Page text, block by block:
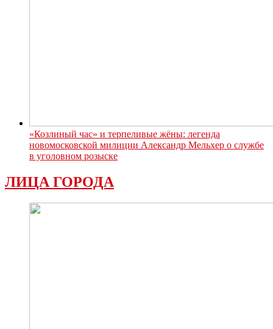
«Козлиный час» и терпеливые жёны: легенда
новомосковской милиции Александр Мельхер о службе
в уголовном розыске
ЛИЦА ГОРОДА